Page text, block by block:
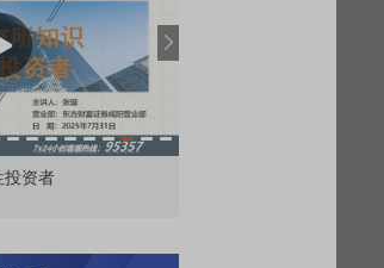
市价委托那么多种，究竟怎么用？